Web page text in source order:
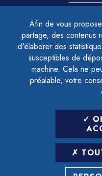
Afin de vous
partage, des contenus
d'élaborer des
susceptibles de
machine. Cela ne
préalable, votre
ACCESSIBILITÉ -
CONTACTER LE
LETTRE
SAISIR
POUR
ARCHIVES